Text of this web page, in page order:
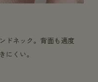
ドネック。背面も適度
にくい。